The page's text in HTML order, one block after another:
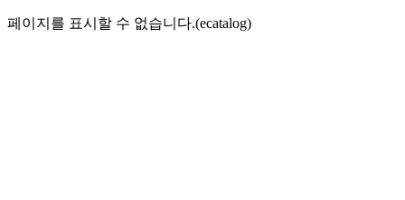
페이지를 표시할 수 없습니다.(ecatalog)